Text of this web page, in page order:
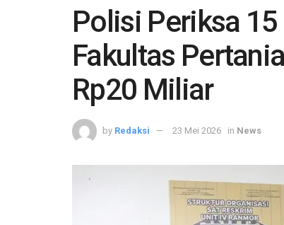
Polisi Periksa
Fakultas
Rp20 Miliar
by Redaksi 23 Mei 2026 in News